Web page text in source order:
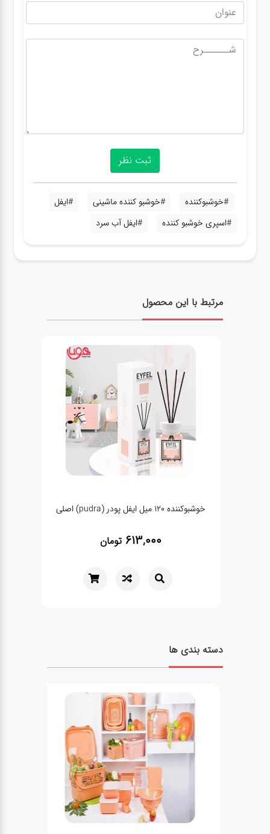
#خوشبوکننده #خوشبو کننده ماشینی
#ایفل
#اسپری خوشبو کننده
#ایفل آب سرد
مرتبط با این محصول
خوشبوکننده 120 میل ایفل پودر (pudra) اصلی
613,000 تومان
دسته بندی ها